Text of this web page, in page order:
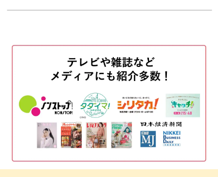
ビーズをトレイに出して下準備をする
頭の輪郭をさす
糸を替える方法 17:39
体の輪郭をさす
顔をさす
ビーズで中を埋める 42:18